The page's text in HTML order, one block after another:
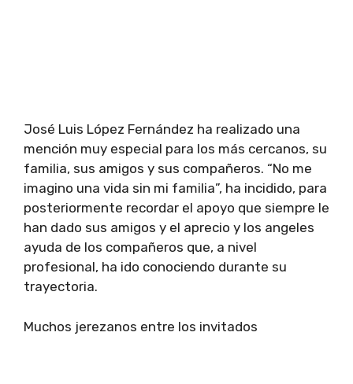
José Luis López Fernández ha realizado una
mención muy especial para los más cercanos, su
familia, sus amigos y sus compañeros. “No me
imagino una vida sin mi familia”, ha incidido, para
posteriormente recordar el apoyo que siempre le
han dado sus amigos y el aprecio y los angeles
ayuda de los compañeros que, a nivel
profesional, ha ido conociendo durante su
trayectoria.
Muchos jerezanos entre los invitados